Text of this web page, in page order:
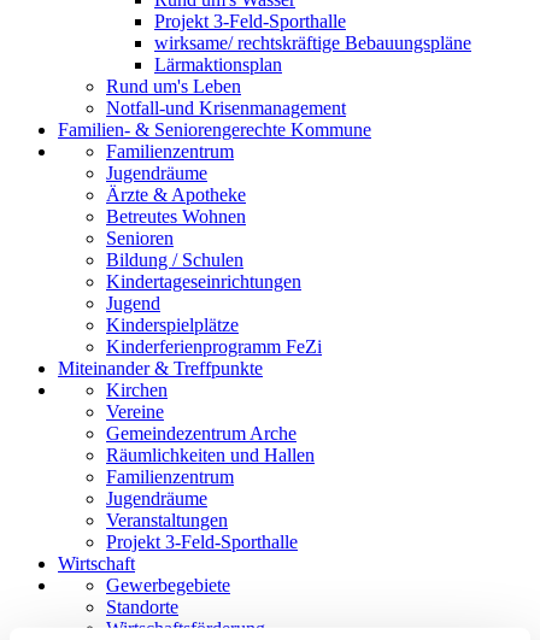
Projekt 3-Feld-Sporthalle
wirksame/ rechtskräftige Bebauungspläne
Lärmaktionsplan
Rund um's Leben
Notfall-und Krisenmanagement
Familien- & Seniorengerechte Kommune
Familienzentrum
Jugendräume
Ärzte & Apotheke
Betreutes Wohnen
Senioren
Bildung / Schulen
Kindertageseinrichtungen
Jugend
Kinderspielplätze
Kinderferienprogramm FeZi
Miteinander & Treffpunkte
Kirchen
Vereine
Gemeindezentrum Arche
Räumlichkeiten und Hallen
Familienzentrum
Jugendräume
Veranstaltungen
Projekt 3-Feld-Sporthalle
Wirtschaft
Gewerbegebiete
Standorte
Wirtschaftsförderung